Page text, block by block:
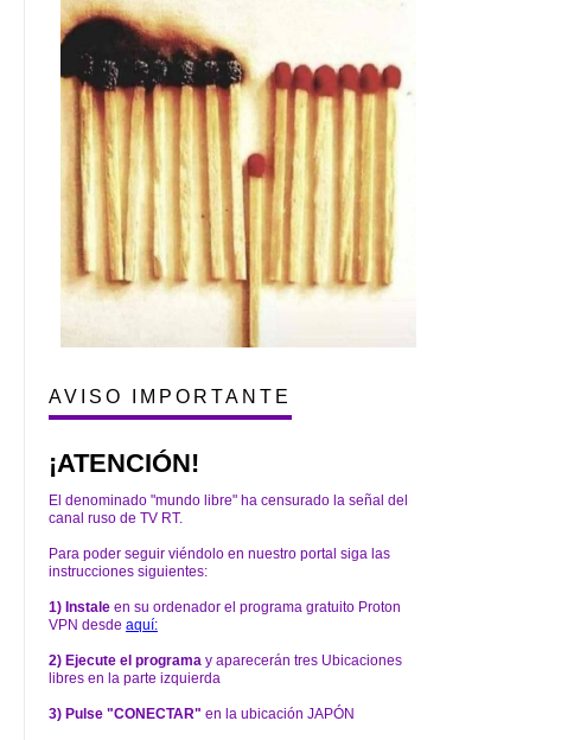
AVISO IMPORTANTE
¡ATENCIÓN!
El denominado "mundo libre" ha censurado la señal del
canal ruso de TV RT.
Para poder seguir viéndolo en nuestro portal siga las
instrucciones siguientes:
1) Instale en su ordenador el programa gratuito Proton
VPN desde aquí:
2) Ejecute el programa y aparecerán tres Ubicaciones
libres en la parte izquierda
3) Pulse "CONECTAR" en la ubicación JAPÓN